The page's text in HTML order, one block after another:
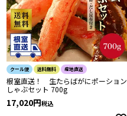
クール便 送料無料 産地直送
根室直送！ 生たらばがにポーション
しゃぶセット 700g
17,020 税込